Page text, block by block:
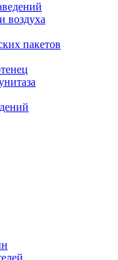
воздуха
пакетов